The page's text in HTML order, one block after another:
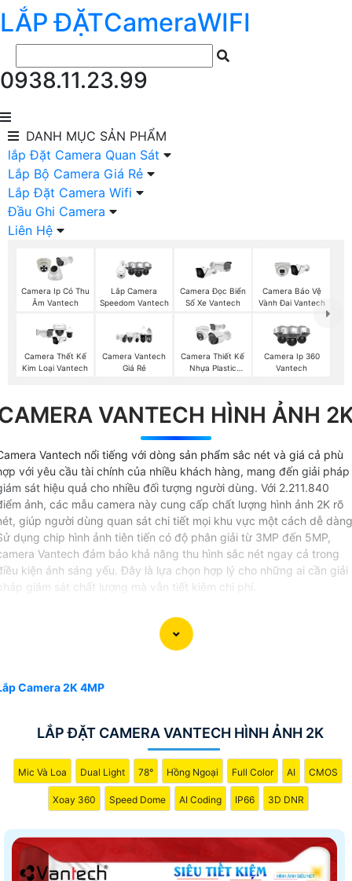
LẮP ĐẶTCameraWIFI
0938.11.23.99
DANH MỤC SẢN PHẨM
lắp Đặt Camera Quan Sát
Lắp Bộ Camera Giá Rẻ
Lắp Đặt Camera Wifi
Đầu Ghi Camera
Liên Hệ
Camera Ip Có Thu
Âm Vantech
Lắp Camera
Speedom Vantech
Camera Đọc Biển
Số Xe Vantech
Camera Bảo Vệ
Vành Đai Vantech
Camera Thết Kế
Kim Loại Vantech
Camera Vantech
Giá Rẻ
Camera Thiết Kế
Nhựa Plastic
Camera Ip 360
Vantech
VANTECH HÌNH ẢNH
Vantech nổi tiếng với dòng sản phẩm sắc nét và giá cả phù
với yêu cầu tài chính của nhiều khách hàng, mang đến giải pháp
sát hiệu quả cho nhiều đối tượng người dùng. Với 2.211.840
ảnh, các mẫu camera này cung cấp chất lượng hình ảnh 2K rõ
giúp người dùng quan sát chi tiết mọi khu vực một cách dễ
dụng chip hình ảnh tiên tiến có độ phân giải từ 3MP đến 5MP,
Vantech đảm bảo khả năng thu hình sắc nét ngay cả trong
kiện ánh sáng yếu. Đây là lựa chọn hợp lý cho những ai cần giải
giám sát chất lượng mà vẫn tiết kiệm chi phí.
Camera 2K 4MP
LẮP ĐẶT CAMERA VANTECH HÌNH ẢNH 2K
Mic Và Loa Dual Light 78° Hồng Ngoại Full Color AI CMOS
Xoay 360 Speed Dome AI Coding IP66 3D DNR